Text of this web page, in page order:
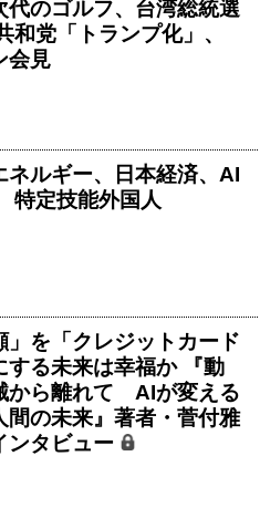
代のゴルフ、台湾総統選
和党「トランプ化」、
会見
ネルギー、日本経済、AI
特定技能外国人
」を「クレジットカード
する未来は幸福か 『動
から離れて AIが変える
間の未来』著者・菅付雅
ンタビュー